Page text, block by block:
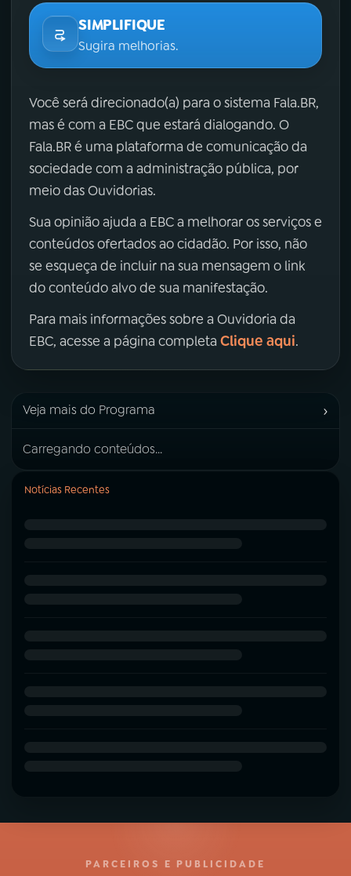
SIMPLIFIQUE
Sugira melhorias.
Você será direcionado(a) para o sistema Fala.BR,
mas é com a EBC que estará dialogando. O
Fala.BR é uma plataforma de comunicação da
sociedade com a administração pública, por
meio das Ouvidorias.
Sua opinião ajuda a EBC a melhorar os serviços e
conteúdos ofertados ao cidadão. Por isso, não
se esqueça de incluir na sua mensagem o link
do conteúdo alvo de sua manifestação.
Para mais informações sobre a Ouvidoria da
EBC, acesse a página completa Clique aqui.
Veja mais do Programa ›
Carregando conteúdos...
Notícias Recentes
PARCEIROS E PUBLICIDADE